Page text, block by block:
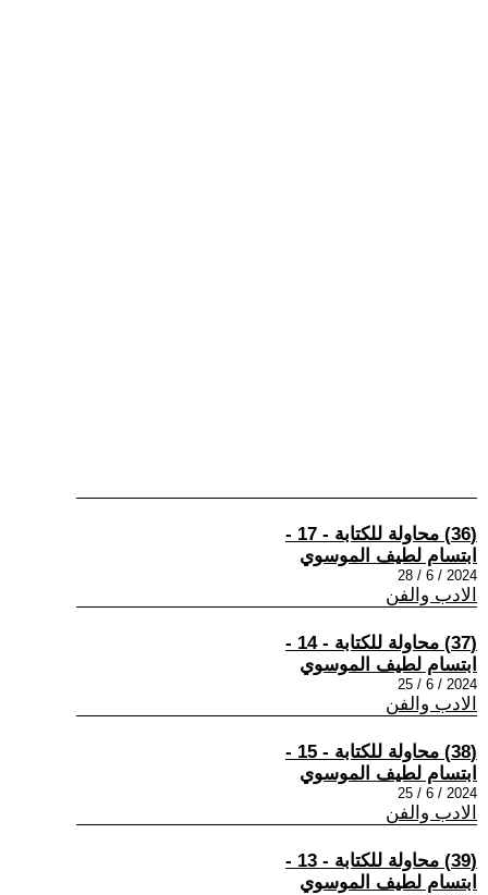
(36) محاولة للكتابة - 17 -
ابتسام لطيف الموسوي
2024 / 6 / 28
الادب والفن
(37) محاولة للكتابة - 14 -
ابتسام لطيف الموسوي
2024 / 6 / 25
الادب والفن
(38) محاولة للكتابة - 15 -
ابتسام لطيف الموسوي
2024 / 6 / 25
الادب والفن
(39) محاولة للكتابة - 13 -
ابتسام لطيف الموسوي